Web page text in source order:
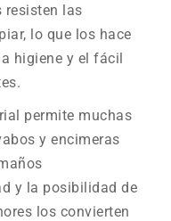
resisten las
lo que los hace
higiene y el fácil
permite muchas
y encimeras
y la posibilidad de
los convierten